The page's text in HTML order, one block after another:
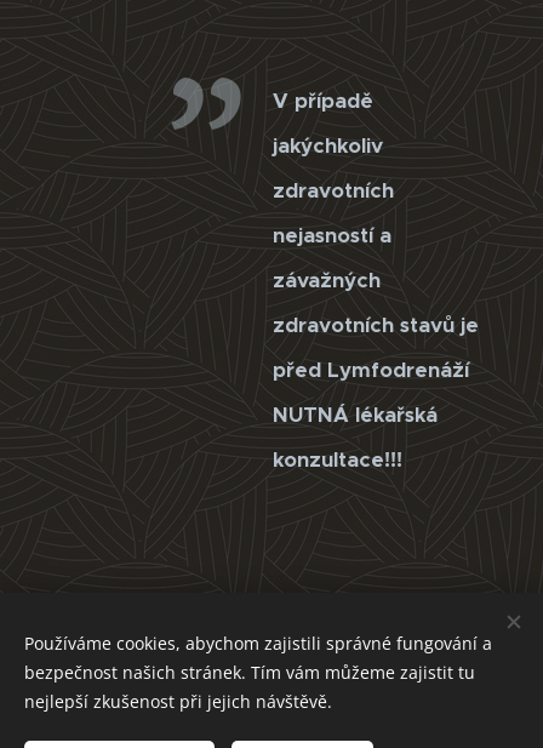
V případě
jakýchkoliv
zdravotních
nejasností a
závažných
zdravotních stavů je
před Lymfodrenáží
NUTNÁ lékařská
konzultace!!!
Používáme cookies, abychom zajistili správné fungování a
bezpečnost našich stránek. Tím vám můžeme zajistit tu
nejlepší zkušenost při jejich návštěvě.